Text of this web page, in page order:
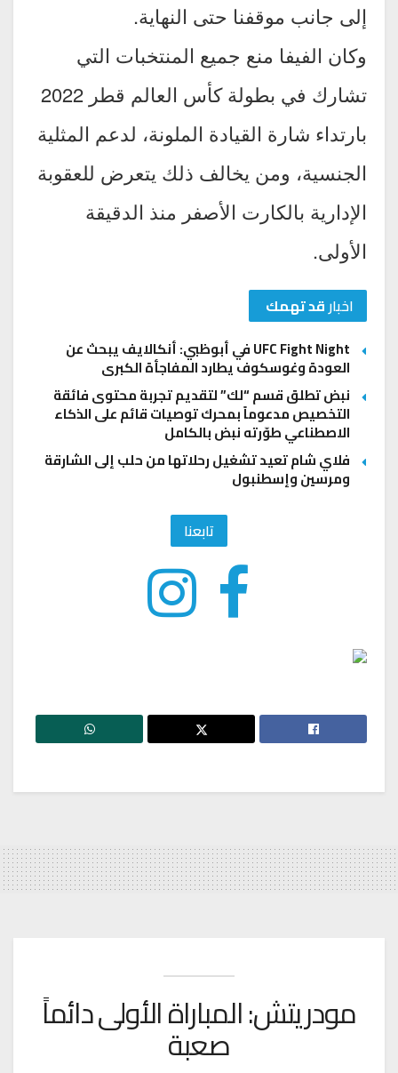
إلى جانب موقفنا حتى النهاية.
وكان الفيفا منع جميع المنتخبات التي
تشارك في بطولة كأس العالم قطر 2022
بارتداء شارة القيادة الملونة، لدعم المثلية
الجنسية، ومن يخالف ذلك يتعرض للعقوبة
الإدارية بالكارت الأصفر منذ الدقيقة
الأولى.
اخبارقد تهمك
UFC Fight Night في أبوظبي: أنكالايف يبحث عن
العودة وغوسكوف يطارد المفاجأة الكبرى
نبض تطلق قسم “لك” لتقديم تجربة محتوى فائقة
التخصيص مدعوماً بمحرك توصيات قائم على الذكاء
الاصطناعي طوّرته نبض بالكامل
فلاي شام تعيد تشغيل رحلاتها من حلب إلى الشارقة
ومرسين وإسطنبول
تابعنا
مودريتش: المباراة الأولى دائماً
صعبة